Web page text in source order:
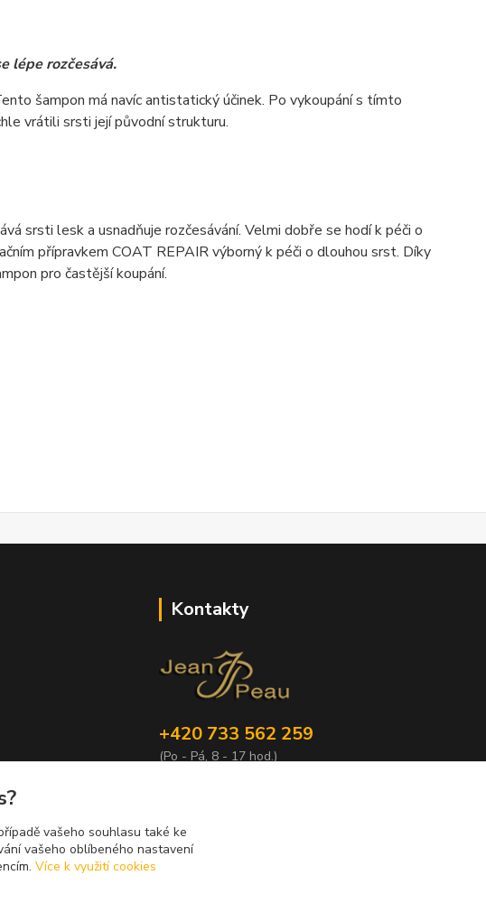
lépe rozčesává.
šampon má navíc antistatický účinek. Po vykoupání s tímto
vrátili srsti její původní strukturu.
srsti lesk a usnadňuje rozčesávání. Velmi dobře se hodí k péči o
přípravkem COAT REPAIR výborný k péči o dlouhou srst. Díky
pro častější koupání.
Kontakty
+420 733 562 259
(Po - Pá, 8 - 17 hod.)
vašeho souhlasu také ke
vašeho oblíbeného nastavení
Více k využití cookies